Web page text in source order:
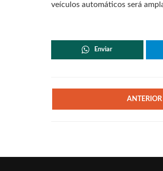
veículos automáticos será
Enviar
ANTERIOR